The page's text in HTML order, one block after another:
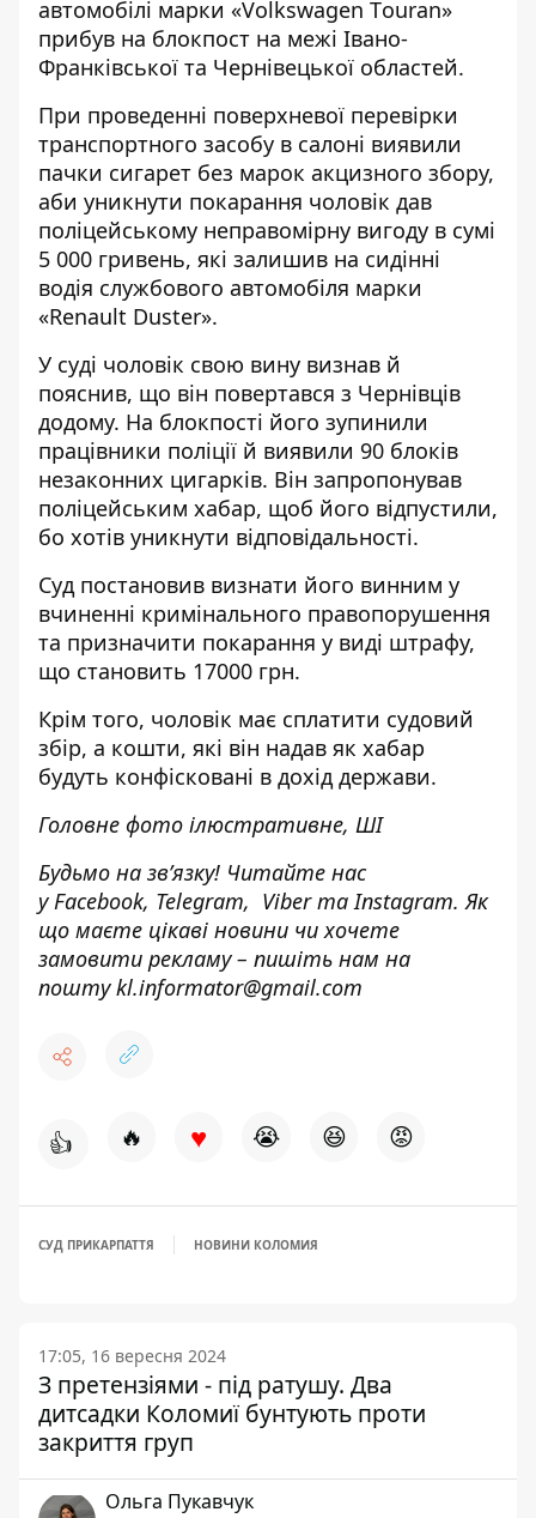
автомобілі марки «Volkswagen Тouran»
прибув на блокпост на межі Івано-
Франківської та Чернівецької областей.
При проведенні поверхневої перевірки
транспортного засобу в салоні виявили
пачки сигарет без марок акцизного збору,
аби уникнути покарання чоловік дав
поліцейському неправомірну вигоду в сумі
5 000 гривень, які залишив на сидінні
водія службового автомобіля марки
«Renault Duster».
У суді чоловік свою вину визнав й
пояснив, що він повертався з Чернівців
додому. На блокпості його зупинили
працівники поліції й виявили 90 блоків
незаконних цигарків. Він запропонував
поліцейським хабар, щоб його відпустили,
бо хотів уникнути відповідальності.
Суд постановив визнати його винним у
вчиненні кримінального правопорушення
та призначити покарання у виді штрафу,
що становить 17000 грн.
Крім того, чоловік має сплатити судовий
збір, а кошти, які він надав як хабар
будуть конфісковані в дохід держави.
Головне фото ілюстративне, ШІ
Будьмо на зв’язку! Читайте нас
уFacebook, Telegram, ViberтаInstagram. Як
що маєте цікаві новини чи хочете
замовити рекламу – пишіть нам на
поштуkl.informator@gmail.com
👍 🔥 ♥ 😭 😆 😡
СУД ПРИКАРПАТТЯ НОВИНИ КОЛОМИЯ
17:05, 16 вересня 2024
З претензіями - під ратушу. Два
дитсадки Коломиї бунтують проти
закриття груп
Ольга Пукавчук